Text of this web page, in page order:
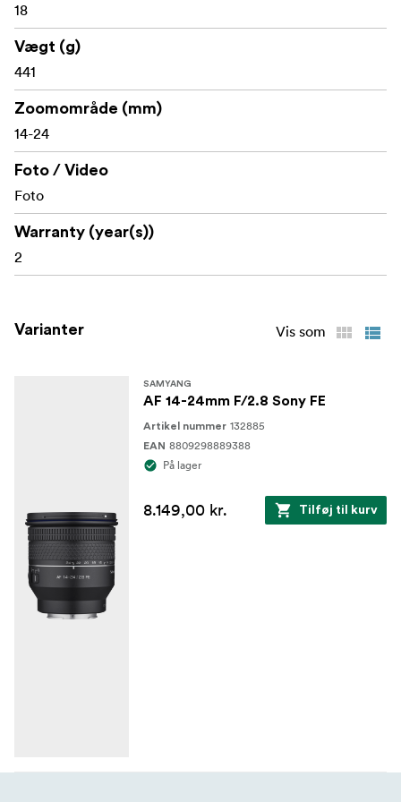
fleksibel håndtering og friheden til at fange mere i hvert
billede.
18
Vægt (g)
441
Zoomområde (mm)
14-24
Foto / Video
Foto
Warranty (year(s))
2
Varianter Vis som
SAMYANG
AF 14-24mm F/2.8 Sony FE
Artikel nummer 132885
EAN 8809298889388
På lager
8.149,00 kr. Tilføj til kurv